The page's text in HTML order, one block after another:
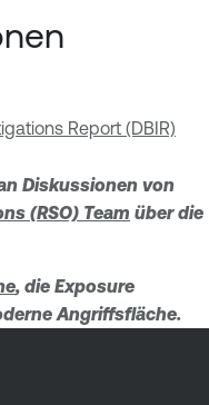
Report (DBIR)
Diskussionen von
(RSO) Team über die
, die Exposure
Angriffsfläche.